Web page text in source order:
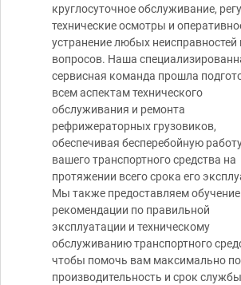
круглосуточное обслуживание,
технические осмотры и
устранение любых неисправностей
вопросов. Наша
сервисная команда прошла
всем аспектам технического
обслуживания и ремонта
рефрижераторных грузовиков,
обеспечивая бесперебойную
вашего транспортного средства на
протяжении всего срока его
Мы также предоставляем обучение
рекомендации по правильной
эксплуатации и техническому
обслуживанию транспортного
чтобы помочь вам максимально
производительность и срок службы